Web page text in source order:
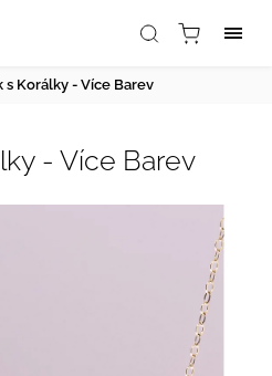
s Korálky - Více Barev
- Více Barev